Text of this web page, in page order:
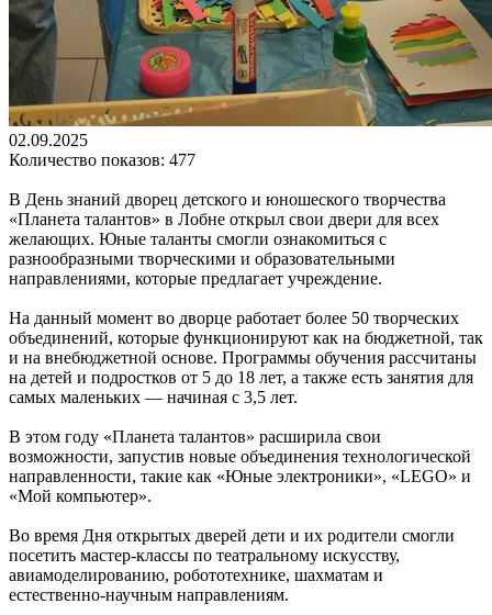
02.09.2025
Количество показов: 477
В День знаний дворец детского и юношеского творчества
«Планета талантов» в Лобне открыл свои двери для всех
желающих. Юные таланты смогли ознакомиться с
разнообразными творческими и образовательными
направлениями, которые предлагает учреждение.
На данный момент во дворце работает более 50 творческих
объединений, которые функционируют как на бюджетной, так
и на внебюджетной основе. Программы обучения рассчитаны
на детей и подростков от 5 до 18 лет, а также есть занятия для
самых маленьких — начиная с 3,5 лет.
В этом году «Планета талантов» расширила свои
возможности, запустив новые объединения технологической
направленности, такие как «Юные электроники», «LEGO» и
«Мой компьютер».
Во время Дня открытых дверей дети и их родители смогли
посетить мастер-классы по театральному искусству,
авиамоделированию, робототехнике, шахматам и
естественно-научным направлениям.